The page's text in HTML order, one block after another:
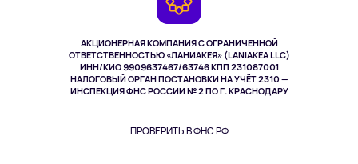
АКЦИОНЕРНАЯ КОМПАНИЯ С ОГРАНИЧЕННОЙ
ОТВЕТСТВЕННОСТЬЮ «ЛАНИАКЕЯ» (LANIAKEA LLC)
ИНН/КИО 9909637467/63746 КПП 231087001
НАЛОГОВЫЙ ОРГАН ПОСТАНОВКИ НА УЧЁТ 2310 —
ИНСПЕКЦИЯ ФНС РОССИИ № 2 ПО Г. КРАСНОДАРУ
ПРОВЕРИТЬ В ФНС РФ
Здоровье питомцев
Одежда и аксессуары